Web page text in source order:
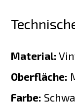
Material:
Oberfläche:
Farbe: